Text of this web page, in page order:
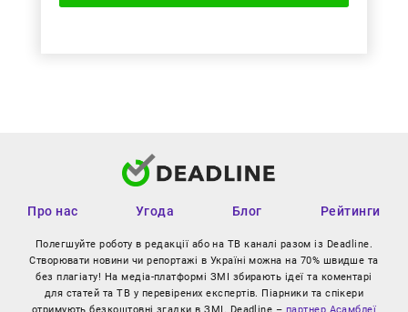
Про нас Угода Блог Рейтинги
Полегшуйте роботу в редакції або на ТВ каналі разом із Deadline.
Створювати новини чи репортажі в Україні можна на 70% швидше та
без плагіату! На медіа-платформі ЗМІ збирають ідеї та коментарі
для статей та ТВ у перевірених експертів. Піарники та спікери